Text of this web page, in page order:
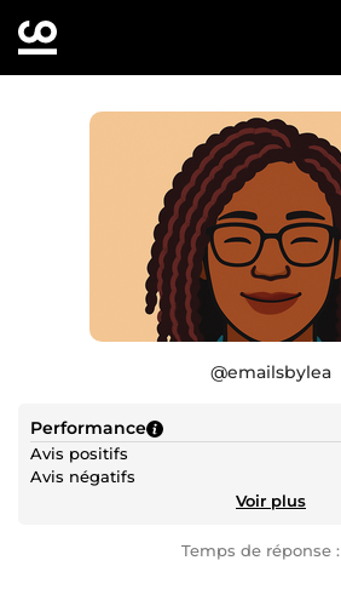
@emailsbylea
Performance
Avis positifs
Avis négatifs
Voir plus
Temps de réponse :